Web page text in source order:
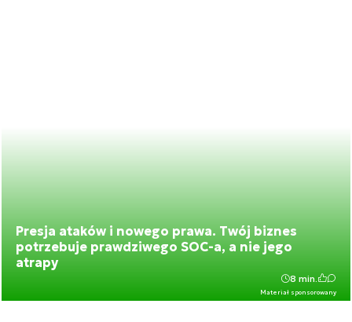
Presja ataków i nowego prawa. Twój biznes
potrzebuje prawdziwego SOC-a, a nie jego
atrapy
Materiał sponsorowany
8 min.